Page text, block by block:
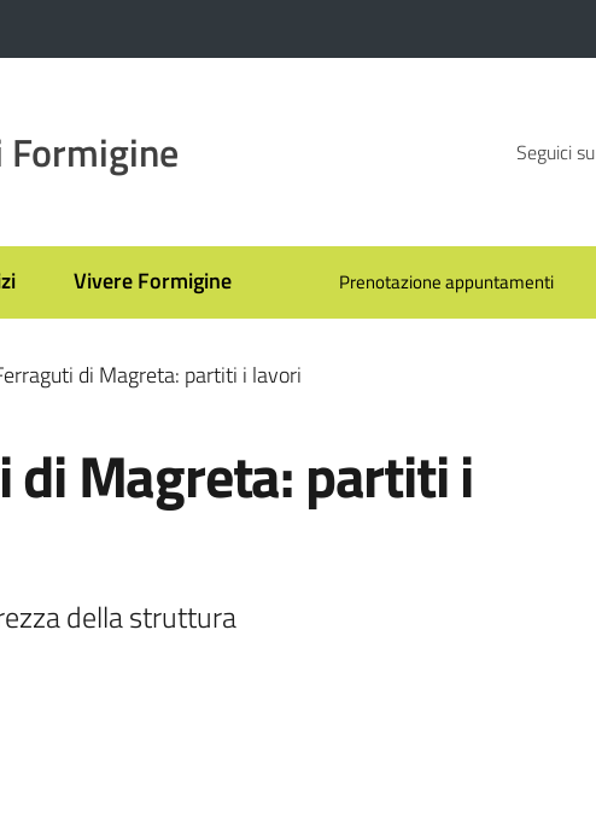
Formigine Seguici su
Vivere Formigine Prenotazione appuntamenti
di Magreta: partiti i lavori
di Magreta: partiti i
della struttura